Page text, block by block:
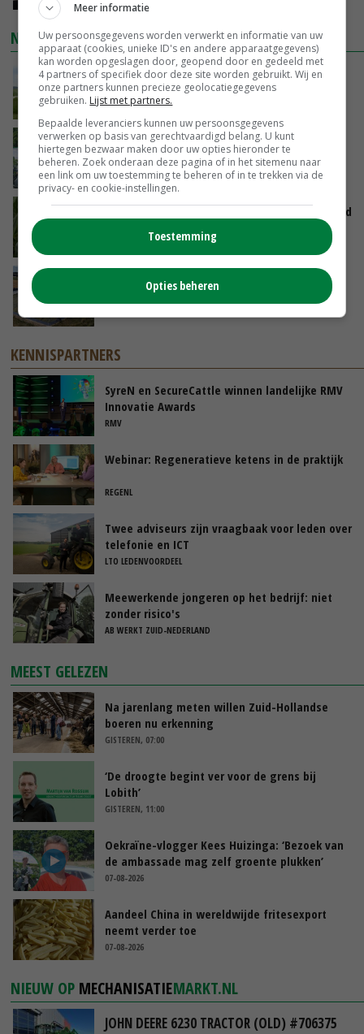
NIEUWSTE VIDEO'S
POAH!: John Deere 7730
GISTEREN, 10:00
Oekraïne-vlogger Kees Huizinga: ‘Bezoek van
de ambassade mag zelf groente plukken’
07-08-2026
Limburgse mais van Frijns doet het verrassend
Droogte veroorzaakt steeds meer problemen:
‘Bassin afgelopen week al leeg’
KENNISPARTNERS
SyreN en SecureCattle winnen landelijke RMV
Innovatie Awards
RMV
Webinar: Regeneratieve ketens in de praktijk
REGENL
Twee adviseurs zijn vraagbaak voor leden over
telefonie en ICT
LTO LEDENVOORDEEL
Meewerkende jongeren op het bedrijf: niet
zonder risico's
AB WERKT ZUID-NEDERLAND
MEEST GELEZEN
Na jarenlang meten willen Zuid-Hollandse
boeren nu erkenning
GISTEREN, 07:00
‘De droogte begint ver voor de grens bij
Lobith’
GISTEREN, 11:00
Oekraïne-vlogger Kees Huizinga: ‘Bezoek van
de ambassade mag zelf groente plukken’
07-08-2026
Aandeel China in wereldwijde fritesexport
neemt verder toe
07-08-2026
NIEUW OP MECHANISATIEMARKT.NL
JOHN DEERE 6230 TRACTOR (OLD) #706375
Meer informatie
Uw persoonsgegevens worden verwerkt en informatie van uw
apparaat (cookies, unieke ID's en andere apparaatgegevens)
kan worden opgeslagen door, geopend door en gedeeld met
4 partners of specifiek door deze site worden gebruikt. Wij en
onze partners kunnen precieze geolocatiegegevens
gebruiken. Lijst met partners.
Bepaalde leveranciers kunnen uw persoonsgegevens
verwerken op basis van gerechtvaardigd belang. U kunt
hiertegen bezwaar maken door uw opties hieronder te
beheren. Zoek onderaan deze pagina of in het sitemenu naar
een link om uw toestemming te beheren of in te trekken via de
privacy- en cookie-instellingen.
Toestemming
Opties beheren